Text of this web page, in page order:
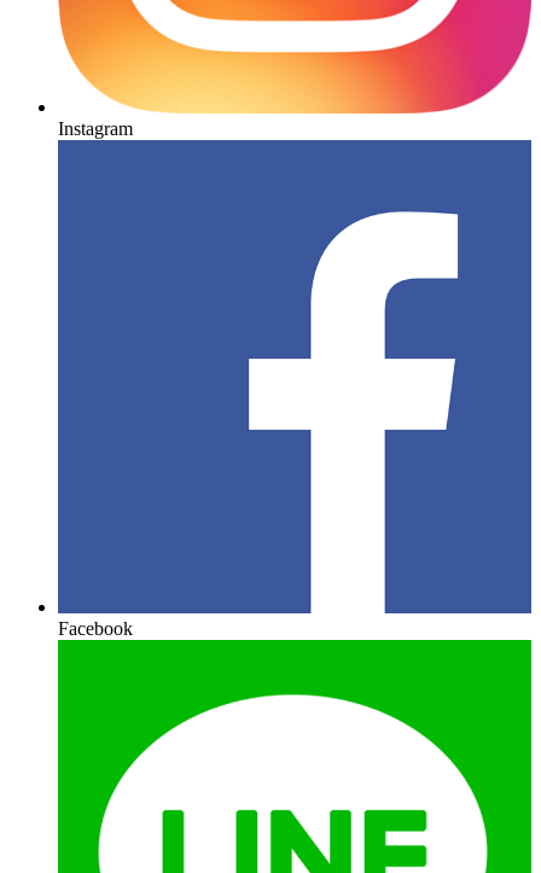
Instagram
Facebook